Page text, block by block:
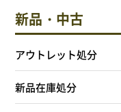
Tel.
新品・中古
アウトレット処分
新品在庫処分